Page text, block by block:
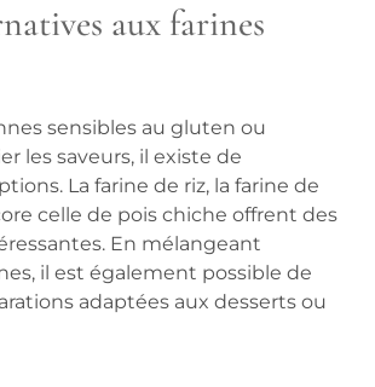
aux farines
sensibles au gluten ou
les saveurs, il existe de
La farine de riz, la farine de
celle de pois chiche offrent des
En mélangeant
il est également possible de
adaptées aux desserts ou